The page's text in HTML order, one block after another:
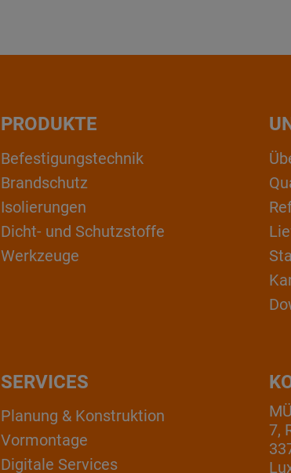
PRODUKTE
Befestigungstechnik
Brandschutz
Isolierungen
Dicht- und Schutzstoffe
Werkzeuge
7,
SERVICES
Planung & Konstruktion
Vormontage
Digitale Services